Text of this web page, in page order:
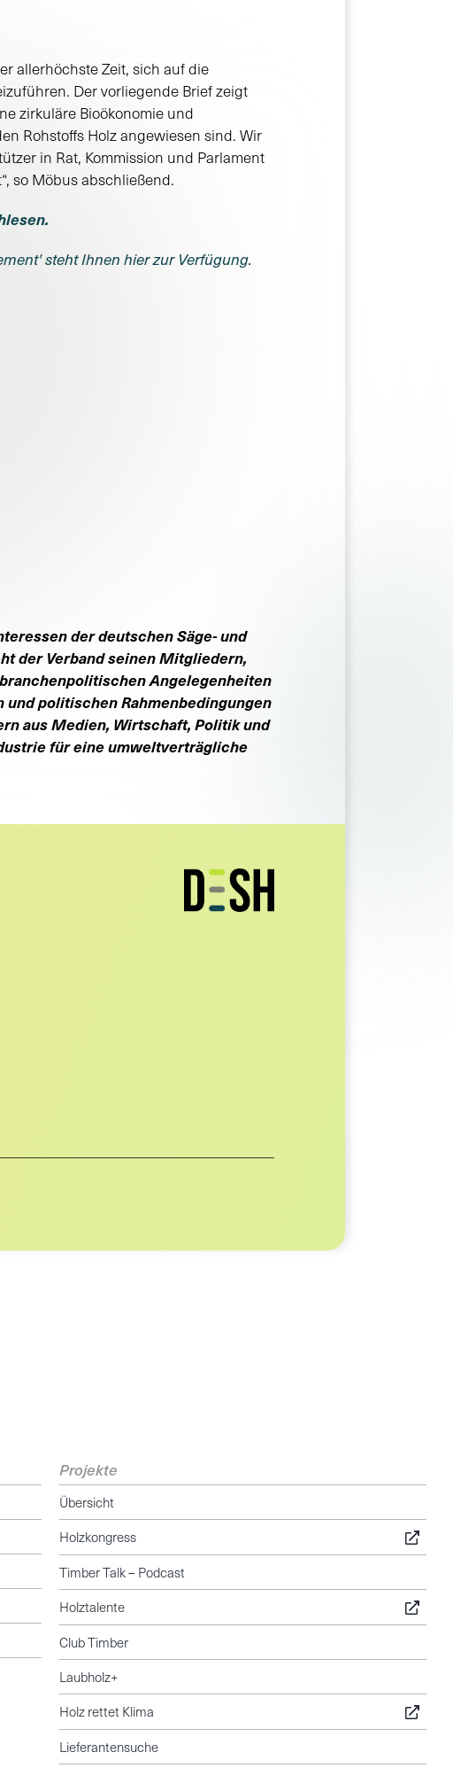
allerhöchste Zeit, sich auf die
Der vorliegende Brief zeigt
zirkuläre Bioökonomie und
Rohstoffs Holz angewiesen sind. Wir
in Rat, Kommission und Parlament
so Möbus abschließend.
steht Ihnen hier zur Verfügung.
der deutschen Säge- und
der Verband seinen Mitgliedern,
Angelegenheiten
politischen Rahmenbedingungen
aus Medien, Wirtschaft, Politik und
für eine umweltverträgliche
Projekte
Übersicht
Holzkongress
Timber Talk – Podcast
Holztalente
Club Timber
Laubholz+
Holz rettet Klima
Lieferantensuche